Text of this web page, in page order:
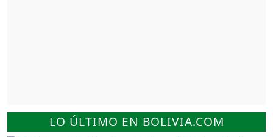
LO ÚLTIMO EN BOLIVIA.COM